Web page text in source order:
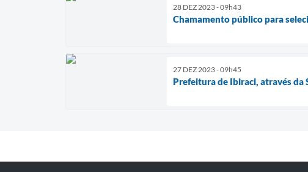
28 DEZ 2023 - 09h43
Chamamento público para
27 DEZ 2023 - 09h45
Prefeitura de Ibiraci, através da